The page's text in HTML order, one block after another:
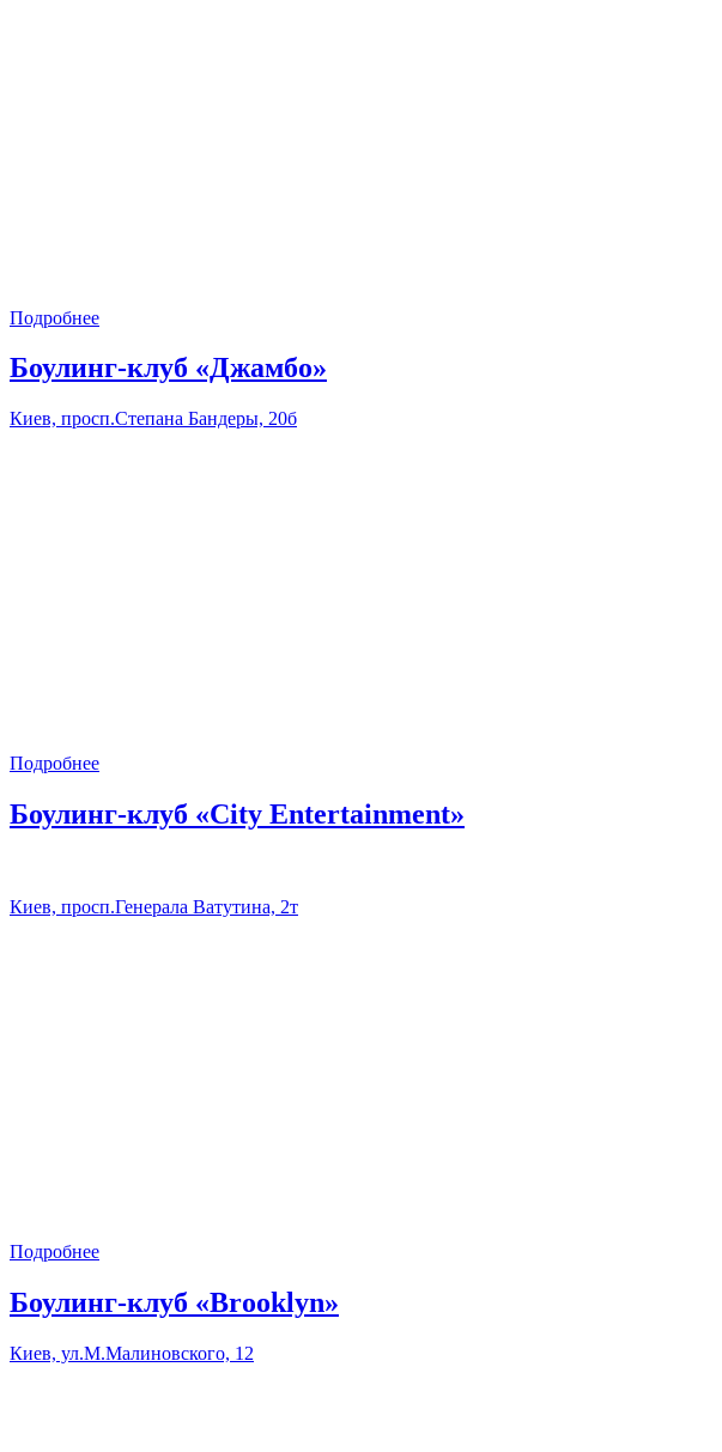
Подробнее
Боулинг-клуб «Джамбо»
Киев, просп.Степана Бандеры, 20б
Подробнее
Боулинг-клуб «City Entertainment»
Киев, просп.Генерала Ватутина, 2т
Подробнее
Боулинг-клуб «Brooklyn»
Киев, ул.М.Малиновского, 12